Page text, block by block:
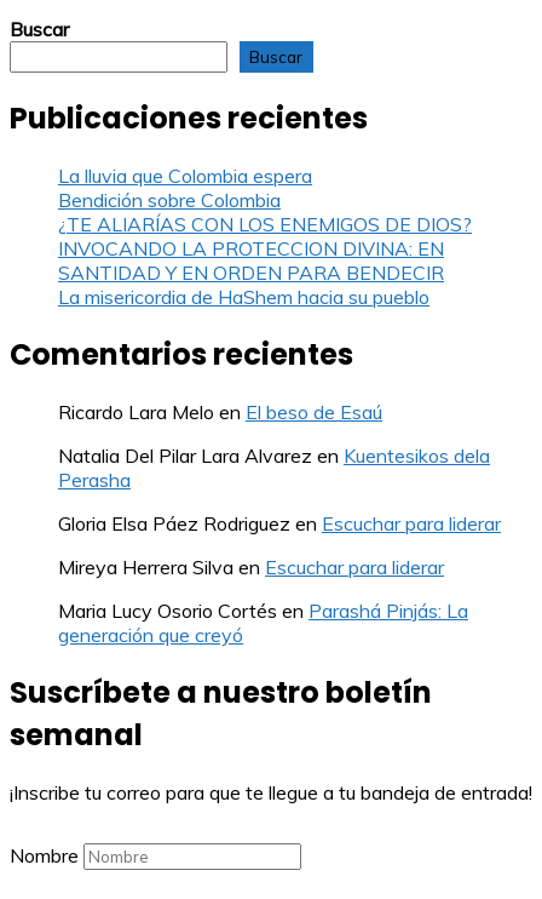
Buscar
Buscar
Publicaciones recientes
La lluvia que Colombia espera
Bendición sobre Colombia
¿TE ALIARÍAS CON LOS ENEMIGOS DE DIOS?
INVOCANDO LA PROTECCION DIVINA: EN
SANTIDAD Y EN ORDEN PARA BENDECIR
La misericordia de HaShem hacia su pueblo
Comentarios recientes
Ricardo Lara Melo en El beso de Esaú
Natalia Del Pilar Lara Alvarez en Kuentesikos dela
Perasha
Gloria Elsa Páez Rodriguez en Escuchar para liderar
Mireya Herrera Silva en Escuchar para liderar
Maria Lucy Osorio Cortés en Parashá Pinjás: La
generación que creyó
Suscríbete a nuestro boletín
semanal
¡Inscribe tu correo para que te llegue a tu bandeja de entrada!
Nombre